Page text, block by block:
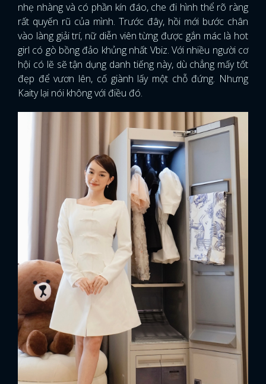
nhẹ nhàng và có phần kín đáo, che đi hình thể rõ ràng
rất quyến rũ của mình. Trước đây, hồi mới bước chân
vào làng giải trí, nữ diễn viên từng được gắn mác là hot
girl có gò bồng đảo khủng nhất Vbiz. Với nhiều người cơ
hội có lẽ sẽ tận dụng danh tiếng này, dù chẳng mấy tốt
đẹp để vươn lên, cố giành lấy một chỗ đứng. Nhưng
Kaity lại nói không với điều đó.